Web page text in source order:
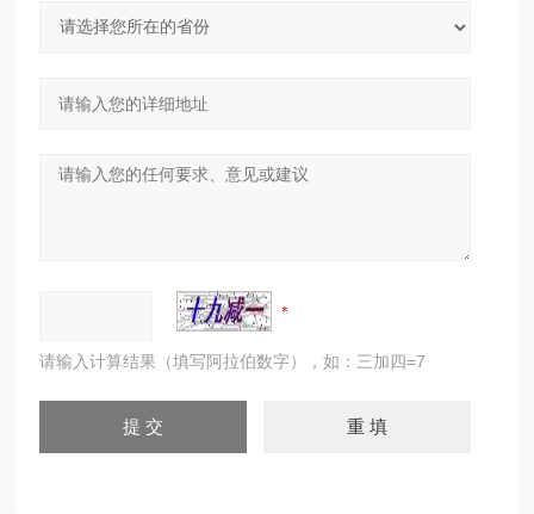
请输入计算结果（填写阿拉伯数字），如：三加四=7